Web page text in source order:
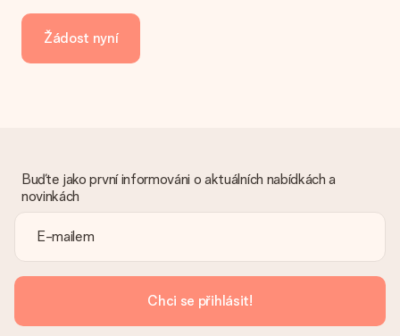
kartu, fakturu přes Klarna nebo ruční převod. V případě ručního
převodu platby prosím vezměte v úvahu dodací lhůtu 3 dny
navíc.
vhodné řešení.
Je faktura odeslána spolu s objednávkou?
vždy v potvrzovacím e-mailu a vždy ji najdete ve svém účtu
MySurprise. To znamená, že můžete dar doručit přímo
příjemci, což je opravdovým překvapením!
Žádost nyní
Buďte jako první informováni o aktuálních nabídkách a
novinkách
Chci se přihlásit!